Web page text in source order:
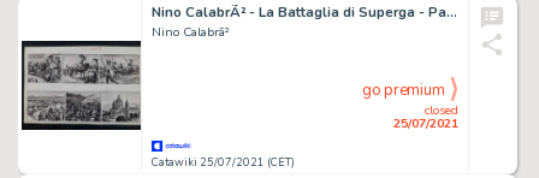
Nino CalabrÃ² - La Battaglia di Superga - Page volante - EO
Nino Calabrã²
Catawiki 25/07/2021 (CET)
closed
25/07/2021
go premium